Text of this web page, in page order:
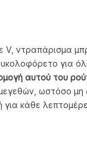
V, ντραπάρισμα
για
αυτού του
ωστόσο μη
κάθε